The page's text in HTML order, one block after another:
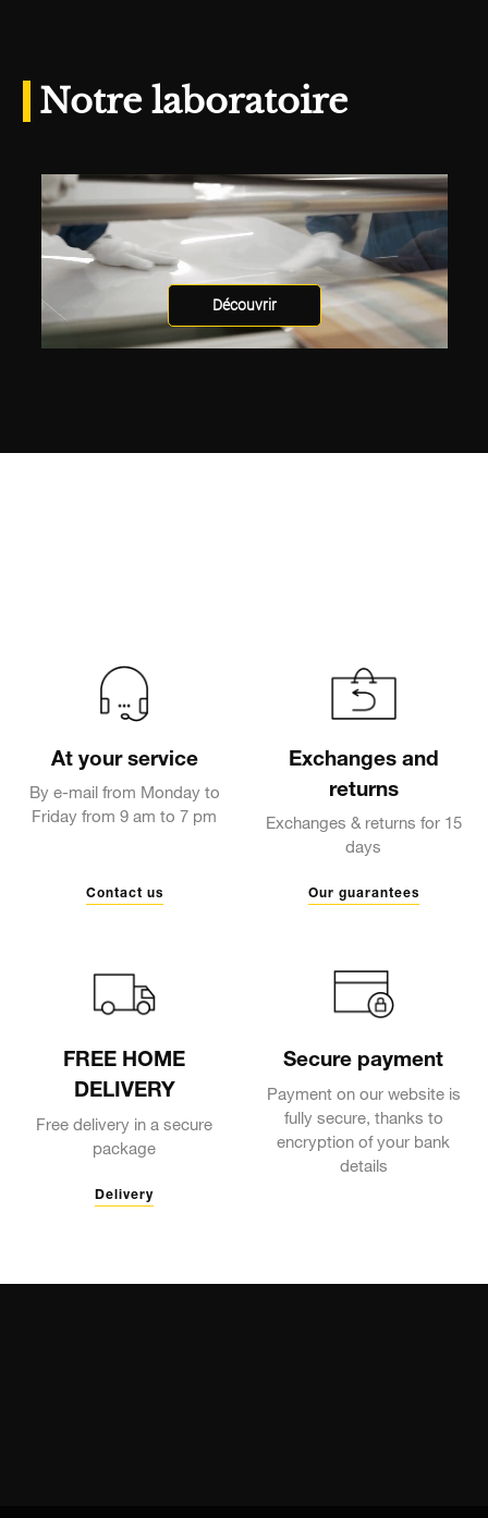
Notre laboratoire
Découvrir
At your service
By e-mail from Monday to
Friday from 9 am to 7 pm
Contact us
Exchanges and
returns
Exchanges & returns for 15
days
Our guarantees
FREE HOME
DELIVERY
Free delivery in a secure
package
Delivery
Secure payment
Payment on our website is
fully secure, thanks to
encryption of your bank
details